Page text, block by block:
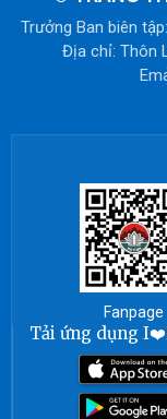
Trưởng Ban biên tập:
Địa chỉ: Thôn
Fanpage
Tải ứng dụng